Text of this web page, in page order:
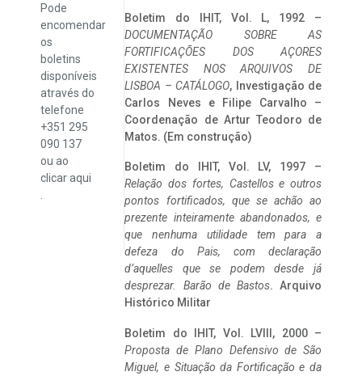
Pode
encomendar
os
boletins
disponíveis
através do
telefone
+351 295
090 137
ou ao
clicaraqui
Boletim do IHIT, Vol. L, 1992 –
DOCUMENTAÇÃO SOBRE AS
FORTIFICAÇÕES DOS AÇORES
EXISTENTES NOS ARQUIVOS DE
LISBOA – CATÁLOGO, Investigação de
Carlos Neves e Filipe Carvalho –
Coordenação de Artur Teodoro de
Matos. (Em construção)
Boletim do IHIT, Vol. LV, 1997 –
Relação dos fortes, Castellos e outros
pontos fortificados, que se achão ao
prezente inteiramente abandonados, e
que nenhuma utilidade tem para a
defeza do Pais, com declaração
d’aquelles que se podem desde já
desprezar. Barão de Bastos. Arquivo
Histórico Militar
Boletim do IHIT, Vol. LVIII, 2000 –
Proposta de Plano Defensivo de São
Miguel, e Situação da Fortificação e da